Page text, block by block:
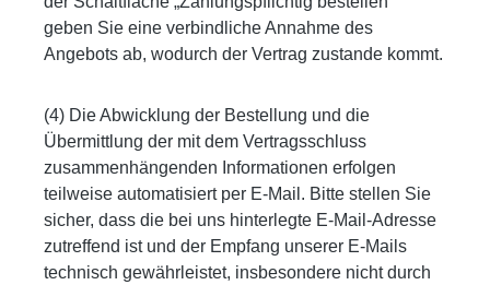
geben Sie eine verbindliche Annahme des
Angebots ab, wodurch der Vertrag zustande kommt.
(4) Die Abwicklung der Bestellung und die
Übermittlung der mit dem Vertragsschluss
zusammenhängenden Informationen erfolgen
teilweise automatisiert per E-Mail. Bitte stellen Sie
sicher, dass die bei uns hinterlegte E-Mail-Adresse
zutreffend ist und der Empfang unserer E-Mails
technisch gewährleistet, insbesondere nicht durch